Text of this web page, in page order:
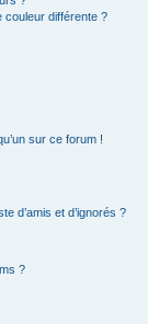
couleur différente ?
sur ce forum !
d’amis et d’ignorés ?
?